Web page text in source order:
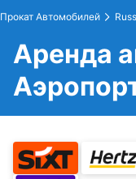
Прокат Автомобилей
Аренда